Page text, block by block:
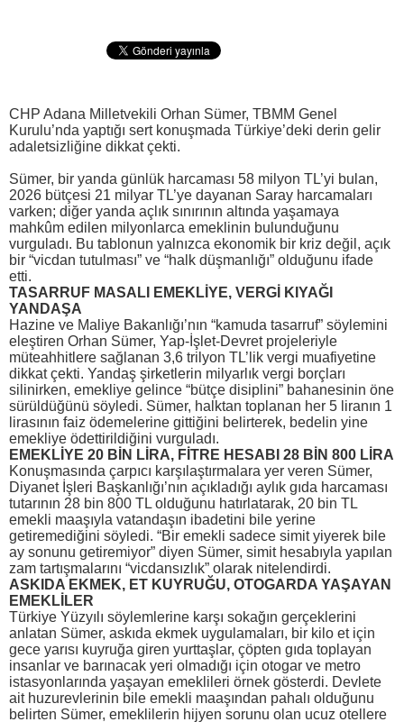
CHP Adana Milletvekili Orhan Sümer, TBMM Genel
Kurulu’nda yaptığı sert konuşmada Türkiye’deki derin gelir
adaletsizliğine dikkat çekti.
Sümer, bir yanda günlük harcaması 58 milyon TL’yi bulan,
2026 bütçesi 21 milyar TL’ye dayanan Saray harcamaları
varken; diğer yanda açlık sınırının altında yaşamaya
mahkûm edilen milyonlarca emeklinin bulunduğunu
vurguladı. Bu tablonun yalnızca ekonomik bir kriz değil, açık
bir “vicdan tutulması” ve “halk düşmanlığı” olduğunu ifade
etti.
TASARRUF MASALI EMEKLİYE, VERGİ KIYAĞI
YANDAŞA
Hazine ve Maliye Bakanlığı’nın “kamuda tasarruf” söylemini
eleştiren Orhan Sümer, Yap-İşlet-Devret projeleriyle
müteahhitlere sağlanan 3,6 trilyon TL’lik vergi muafiyetine
dikkat çekti. Yandaş şirketlerin milyarlık vergi borçları
silinirken, emekliye gelince “bütçe disiplini” bahanesinin öne
sürüldüğünü söyledi. Sümer, halktan toplanan her 5 liranın 1
lirasının faiz ödemelerine gittiğini belirterek, bedelin yine
emekliye ödettirildiğini vurguladı.
EMEKLİYE 20 BİN LİRA, FİTRE HESABI 28 BİN 800 LİRA
Konuşmasında çarpıcı karşılaştırmalara yer veren Sümer,
Diyanet İşleri Başkanlığı’nın açıkladığı aylık gıda harcaması
tutarının 28 bin 800 TL olduğunu hatırlatarak, 20 bin TL
emekli maaşıyla vatandaşın ibadetini bile yerine
getiremediğini söyledi. “Bir emekli sadece simit yiyerek bile
ay sonunu getiremiyor” diyen Sümer, simit hesabıyla yapılan
zam tartışmalarını “vicdansızlık” olarak nitelendirdi.
ASKIDA EKMEK, ET KUYRUĞU, OTOGARDA YAŞAYAN
EMEKLİLER
Türkiye Yüzyılı söylemlerine karşı sokağın gerçeklerini
anlatan Sümer, askıda ekmek uygulamaları, bir kilo et için
gece yarısı kuyruğa giren yurttaşlar, çöpten gıda toplayan
insanlar ve barınacak yeri olmadığı için otogar ve metro
istasyonlarında yaşayan emeklileri örnek gösterdi. Devlete
ait huzurevlerinin bile emekli maaşından pahalı olduğunu
belirten Sümer, emeklilerin hijyen sorunu olan ucuz otellere